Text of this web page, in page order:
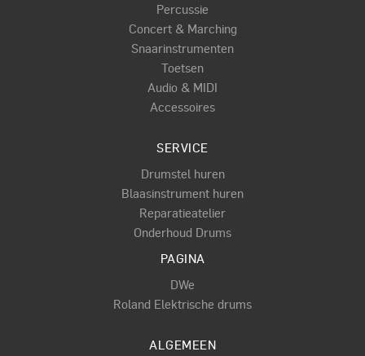
Percussie
Concert & Marching
Snaarinstrumenten
Toetsen
Audio & MIDI
Accessoires
SERVICE
Drumstel huren
Blaasinstrument huren
Reparatieatelier
Onderhoud Drums
PAGINA
DWe
Roland Elektrische drums
ALGEMEEN